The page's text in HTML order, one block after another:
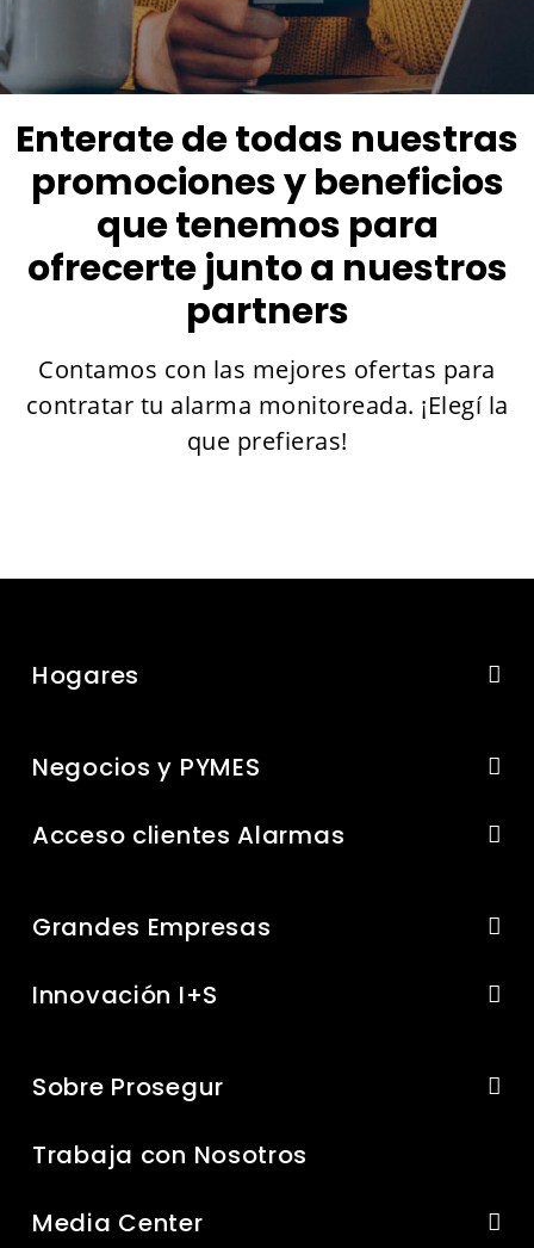
Enterate de todas nuestras
promociones y beneficios
que tenemos para
ofrecerte junto a nuestros
partners
Contamos con las mejores ofertas para
contratar tu alarma monitoreada. ¡Elegí la
que prefieras!
Hogares
Negocios y PYMES
Acceso clientes Alarmas
Grandes Empresas
Innovación I+S
Sobre Prosegur
Trabaja con Nosotros
Media Center